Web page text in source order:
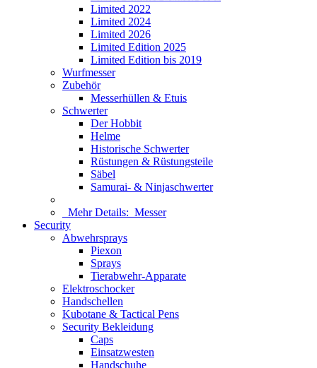
Limited 2022
Limited 2024
Limited 2026
Limited Edition 2025
Limited Edition bis 2019
Wurfmesser
Zubehör
Messerhüllen & Etuis
Schwerter
Der Hobbit
Helme
Historische Schwerter
Rüstungen & Rüstungsteile
Säbel
Samurai- & Ninjaschwerter
Mehr Details: Messer
Security
Abwehrsprays
Piexon
Sprays
Tierabwehr-Apparate
Elektroschocker
Handschellen
Kubotane & Tactical Pens
Security Bekleidung
Caps
Einsatzwesten
Handschuhe